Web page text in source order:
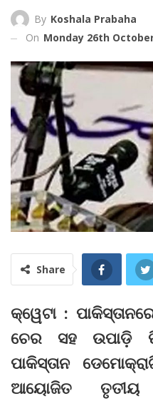
By Koshala Prabaha
On Monday 26th
Share
କ୍ୱେଟା :
ଚେର ସହ ଉପାଡ଼ି
ପାକିସ୍ତାନ
ଆୟୋଜିତ ତୃତୀୟ